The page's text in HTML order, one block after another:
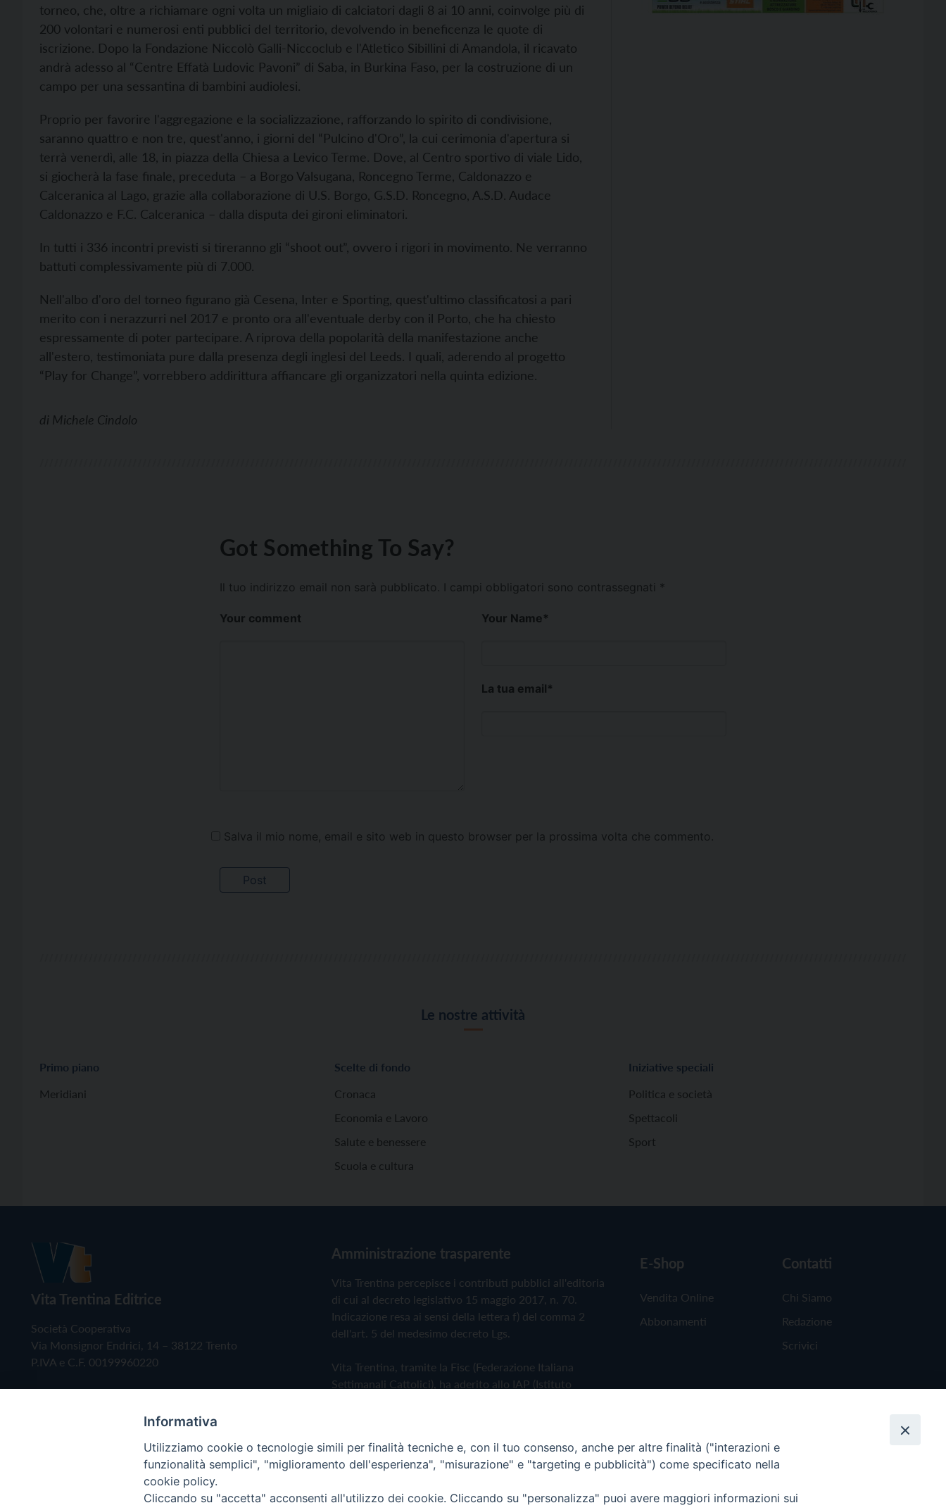
torneo, che, oltre a richiamare ogni volta un migliaio di calciatori dagli 8 ai 10 anni, coinvolge più di
200 volontari e numerosi enti pubblici del territorio, devolvendo in beneficenza le quote di
iscrizione. Dopo la Fondazione Niccolò Galli-Niccoclub e l'Atletico Sibillini di Amandola, il ricavato
andrà adesso al “Centre Effatà Ludovic Pavoni” di Saba, in Burkina Faso, per la costruzione di un
campo per una sessantina di bambini audiolesi.
Proprio per favorire l'aggregazione e la socializzazione, rafforzando lo spirito di condivisione,
saranno quattro e non tre, quest'anno, i giorni del “Pulcino d'Oro”, la cui cerimonia d'apertura si
terrà venerdì, alle 18, in piazza della Chiesa a Levico Terme. Dove, al Centro sportivo di viale Lido,
si giocherà la fase finale, preceduta – a Borgo Valsugana, Roncegno Terme, Caldonazzo e
Calceranica al Lago, grazie alla collaborazione di U.S. Borgo, G.S.D. Roncegno, A.S.D. Audace
Caldonazzo e F.C. Calceranica – dalla disputa dei gironi eliminatori.
In tutti i 336 incontri previsti si tireranno gli “shoot out”, ovvero i rigori in movimento. Ne verranno
battuti complessivamente più di 7.000.
Nell'albo d'oro del torneo figurano già Cesena, Inter e Sporting, quest'ultimo classificatosi a pari
merito con i nerazzurri nel 2017 e pronto ora all'eventuale derby con il Porto, che ha chiesto
espressamente di poter partecipare. A riprova della popolarità della manifestazione anche
all'estero, testimoniata pure dalla presenza degli inglesi del Leeds. I quali, aderendo al progetto
“Play for Change”, vorrebbero addirittura affiancare gli organizzatori nella quinta edizione.
di Michele Cindolo
Got Something To Say?
Il tuo indirizzo email non sarà pubblicato. I campi obbligatori sono contrassegnati *
Your comment Your Name*
La tua email*
Salva il mio nome, email e sito web in questo browser per la prossima volta che commento.
Le nostre attività
Primo piano
Meridiani
Scelte di fondo
Cronaca
Economia e Lavoro
Salute e benessere
Scuola e cultura
Iniziative speciali
Politica e società
Spettacoli
Sport
Vita Trentina Editrice
Società Cooperativa
Via Monsignor Endrici, 14 – 38122 Trento
P.IVA e C.F. 00199960220
Amministrazione trasparente
Vita Trentina percepisce i contributi pubblici all'editoria
di cui al decreto legislativo 15 maggio 2017, n. 70.
Indicazione resa ai sensi della lettera f) del comma 2
dell'art. 5 del medesimo decreto Lgs.
Vita Trentina, tramite la Fisc (Federazione Italiana
Settimanali Cattolici), ha aderito allo IAP (Istituto
Privacy Policy Cookie Policy
E-Shop
Vendita Online
Abbonamenti
Contatti
Chi Siamo
Redazione
Scrivici
Informativa
Utilizziamo cookie o tecnologie simili per finalità tecniche e, con il tuo consenso, anche per altre finalità ("interazioni e
funzionalità semplici", "miglioramento dell'esperienza", "misurazione" e "targeting e pubblicità") come specificato nella
cookie policy.
Cliccando su "accetta" acconsenti all'utilizzo dei cookie. Cliccando su "personalizza" puoi avere maggiori informazioni sui